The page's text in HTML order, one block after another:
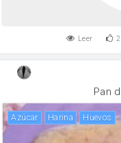
Leer 2
Pan
Azúcar harina huevos